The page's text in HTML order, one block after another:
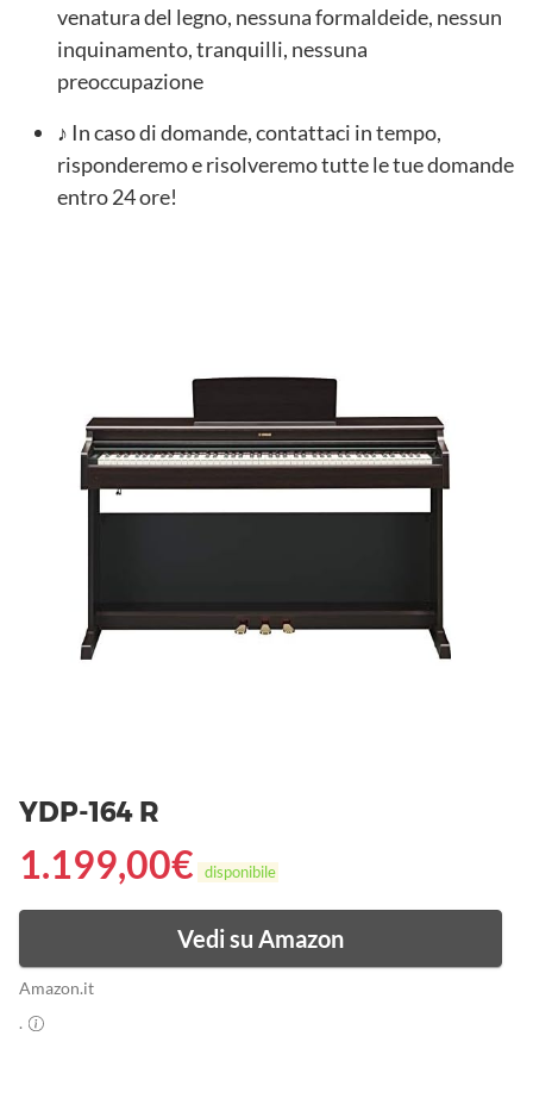
venatura del legno, nessuna formaldeide, nessun
inquinamento, tranquilli, nessuna
preoccupazione
♪ In caso di domande, contattaci in tempo,
risponderemo e risolveremo tutte le tue domande
entro 24 ore!
YDP-164 R
1.199,00€ disponibile
Vedi su Amazon
Amazon.it
.